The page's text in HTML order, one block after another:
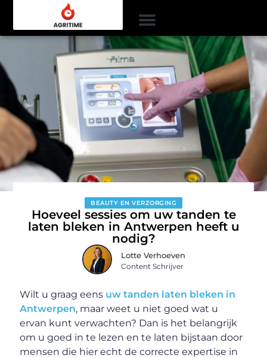
BEAUTY EN VERZORGING
Hoeveel sessies om uw tanden te
laten bleken in Antwerpen heeft u
nodig?
Lotte Verhoeven
Content Schrijver
Wilt u graag eens uw tanden laten bleken in
Antwerpen, maar weet u niet goed wat u
ervan kunt verwachten? Dan is het belangrijk
om u goed in te lezen en te laten bijstaan door
mensen die hier echt de correcte expertise in